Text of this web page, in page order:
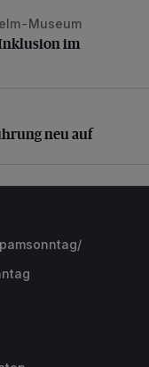
im Karneval
Museum
im
neu auf
neu auf